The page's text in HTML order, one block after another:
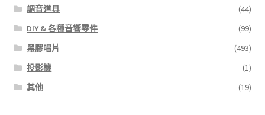
調音道具
(44)
DIY & 各種音響零件
(99)
黑膠唱片
(493)
投影機
(1)
其他
(19)